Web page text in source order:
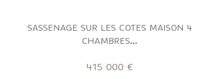
SASSENAGE SUR LES COTES MAISON 4
CHAMBRES...
415 000 €